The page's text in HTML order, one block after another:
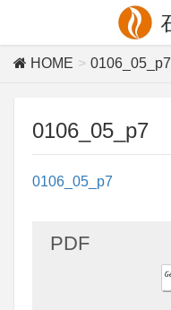
HOME 0106_05_p7
0106_05_p7
0106_05_p7
PDF